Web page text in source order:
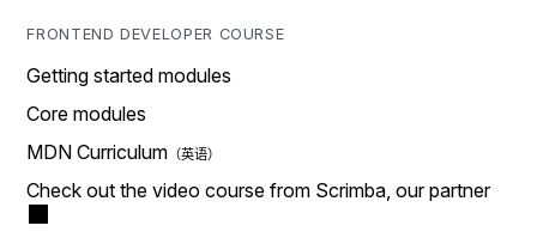
FRONTEND DEVELOPER COURSE
Getting started modules
Core modules
MDN Curriculum
Check out the video course from Scrimba, our partner